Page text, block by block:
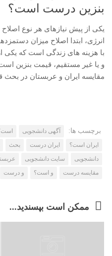
بنزین درست است؟
یکی از پیش نیازهای هر نوع
انرژی، ابتدا اصلاح میزان
با هزینه های زندگی است که یکی
و یا غیر مستقیم، قیمت بنزین
مقایسه ایران و عربستان در
برچسب ها: آگهی دانشجویی
ایران است؟
ایران درست بحث
دانشجویی
سایت دانشجویی
مقایسه درست
و است؟ و درست
ممکن است بپسندید...